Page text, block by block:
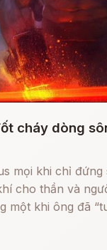
cháy dòng
mọi khi chỉ đứng
cho thần và
một khi ông đã